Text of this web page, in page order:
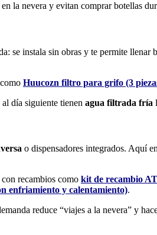
la nevera y evitan comprar botellas
se instala sin obras y te permite llenar
Huucozn filtro para grifo (3
día siguiente tienen agua filtrada fría
o dispensadores integrados. Aquí
con recambios como kit de recambio
enfriamiento y calentamiento).
reduce “viajes a la nevera” y